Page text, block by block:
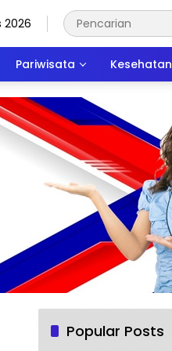
2026
Pariwisata Kesehatan
Popular Posts